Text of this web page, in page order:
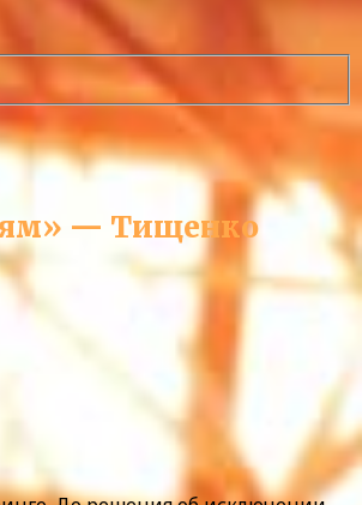
— Тищенко